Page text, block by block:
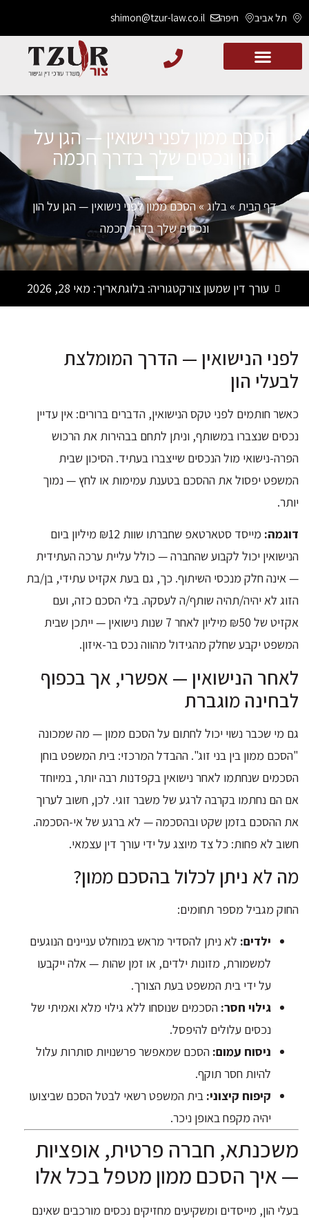
תל אביב חיפה shimon@tzur-law.co.il
הסכם ממון לפני נישואין — הגן על
הון ונכסים שלך בדרך חכמה
דף הבית » בלוג»הסכם ממון לפני נישואין — הגן על הון
ונכסים שלך בדרך חכמה
עורך דין שמעון צורקטגוריה: בלוגתאריך: מאי 28, 2026
לפני הנישואין — הדרך המומלצת
לבעלי הון
כאשר חותמים לפני טקס הנישואין, הדברים ברורים: אין עדיין
נכסים שנצברו במשותף, וניתן לתחם בבהירות את הרכוש
הפרה-נישואי מול הנכסים שייצברו בעתיד. הסיכון שבית
המשפט יפסול את ההסכם בטענת עמימות או לחץ — נמוך
יותר.
דוגמה:
מייסד סטארטאפ שחברתו שוות ₪12 מיליון ביום
הנישואין יכול לקבוע שהחברה — כולל עליית ערכה העתידית
— אינה חלק מנכסי השיתוף. כך, גם בעת אקזיט עתידי, בן/בת
הזוג לא יהיה/תהיה שותף/ה לעסקה. בלי הסכם כזה, ועם
אקזיט של ₪50 מיליון לאחר 7 שנות נישואין — ייתכן שבית
המשפט יקבע שחלק מהגידול מהווה נכס בר-איזון.
לאחר הנישואין — אפשרי, אך בכפוף
לבחינה מוגברת
גם מי שכבר נשוי יכול לחתום על הסכם ממון — מה שמכונה
"הסכם ממון בין בני זוג". ההבדל המרכזי: בית המשפט בוחן
הסכמים שנחתמו לאחר נישואין בקפדנות רבה יותר, במיוחד
אם הם נחתמו בקרבה לרגע של משבר זוגי. לכן, חשוב לערוך
את ההסכם בזמן שקט ובהסכמה — לא ברגע של אי-הסכמה.
חשוב לא פחות: כל צד מיוצג על ידי עורך דין עצמאי.
מה לא ניתן לכלול בהסכם ממון?
החוק מגביל מספר תחומים:
ילדים: לא ניתן להסדיר מראש במוחלט עניינים הנוגעים
למשמורת, מזונות ילדים, או זמן שהות — אלה ייקבעו
על ידי בית המשפט בעת הצורך.
גילוי חסר: הסכמים שנוסחו ללא גילוי מלא ואמיתי של
נכסים עלולים להיפסל.
ניסוח עמום: הסכם שמאפשר פרשנויות סותרות עלול
להיות חסר תוקף.
קיפוח קיצוני: בית המשפט רשאי לבטל הסכם שביצועו
יהיה מקפח באופן ניכר.
משכנתא, חברה פרטית, אופציות
— איך הסכם ממון מטפל בכל אלו
בעלי הון, מייסדים ומשקיעים מחזיקים נכסים מורכבים שאינם